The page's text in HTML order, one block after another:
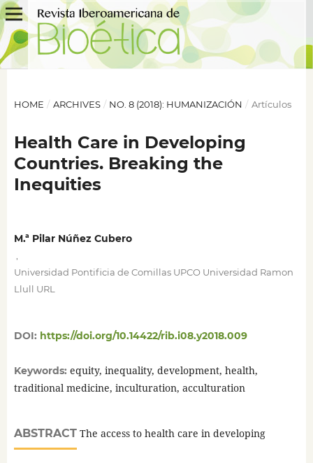
HOME / ARCHIVES / NO. 8 (2018): HUMANIZACIÓN / Artículos
Health Care in Developing
Countries. Breaking the
Inequities
M.ª Pilar Núñez Cubero
Universidad Pontificia de Comillas UPCO Universidad Ramon
Llull URL
DOI: https://doi.org/10.14422/rib.i08.y2018.009
Keywords: equity, inequality, development, health,
traditional medicine, inculturation, acculturation
ABSTRACTThe access to health care in developing